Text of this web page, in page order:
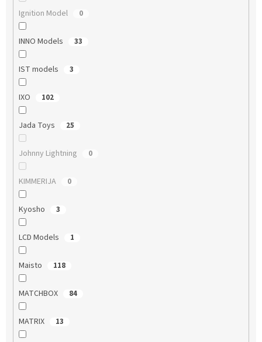
Ignition Model 0
INNO Models 33
IST models 3
IXO 102
Jada Toys 25
Johnny Lightning 0
KIMMERIJA 0
Kyosho 3
LCD Models 1
Maisto 118
MATCHBOX 84
MATRIX 13